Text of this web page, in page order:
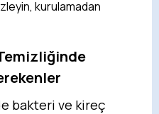
kurulamadan
bakteri ve kireç